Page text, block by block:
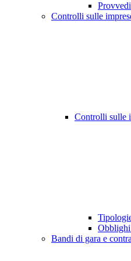
Controlli sulle
Controlli sulle
Obblighi
Bandi di gara e